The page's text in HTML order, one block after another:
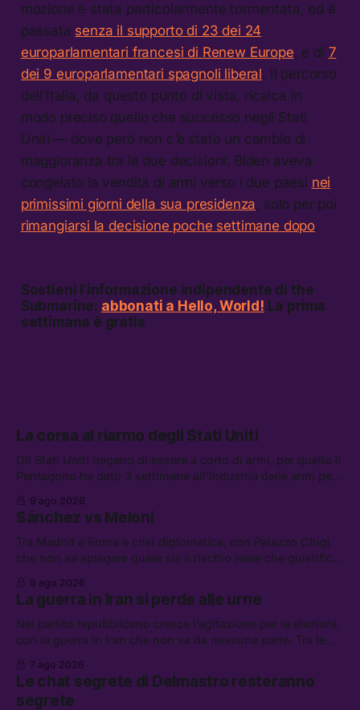
mozione è stata particolarmente tormentata, ed è
passata senza il supporto di 23 dei 24
europarlamentari francesi di Renew Europe, e di 7
dei 9 europarlamentari spagnoli liberal. Il percorso
dell’Italia, da questo punto di vista, ricalca in
modo preciso quello che successo negli Stati
Uniti — dove però non c’è stato un cambio di
maggioranza tra le due decisioni: Biden aveva
congelato la vendita di armi verso i due paesi nei
primissimi giorni della sua presidenza, solo per poi
rimangiarsi la decisione poche settimane dopo.
Sostieni l’informazione indipendente di the
Submarine: abbonati a Hello, World! La prima
settimana è gratis
La corsa al riarmo degli Stati Uniti
Gli Stati Uniti negano di essere a corto di armi, per quello il
Pentagono ha dato 3 settimane all’industria delle armi per
continuerà ad usare i servizi di Palantir, la protesta contro
La Russa, e la centrale elettrica di Amazon in Texas
9 ago 2026
Sánchez vs Meloni
Tra Madrid e Roma è crisi diplomatica, con Palazzo Chigi
che non sa spiegare quale sia il rischio reale che giustifica
di difesa tra Arabia Saudita, Pakistan e Turchia, la crisi del
carburante irregolare, e un altro caso di IA ribelle
8 ago 2026
La guerra in Iran si perde alle urne
Nel partito repubblicano cresce l’agitazione per le elezioni,
con la guerra in Iran che non va da nessuna parte. Tra le
lavoro, Schlein prova a mettere in sicurezza la coalizione, e
che cos’è lo “Spiralismo,” la religione degli agenti IA
7 ago 2026
Le chat segrete di Delmastro resteranno
segrete